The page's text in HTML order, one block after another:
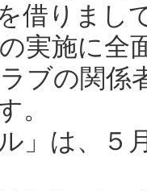
借りまし
実施に全
ブの関係
。
」は、５